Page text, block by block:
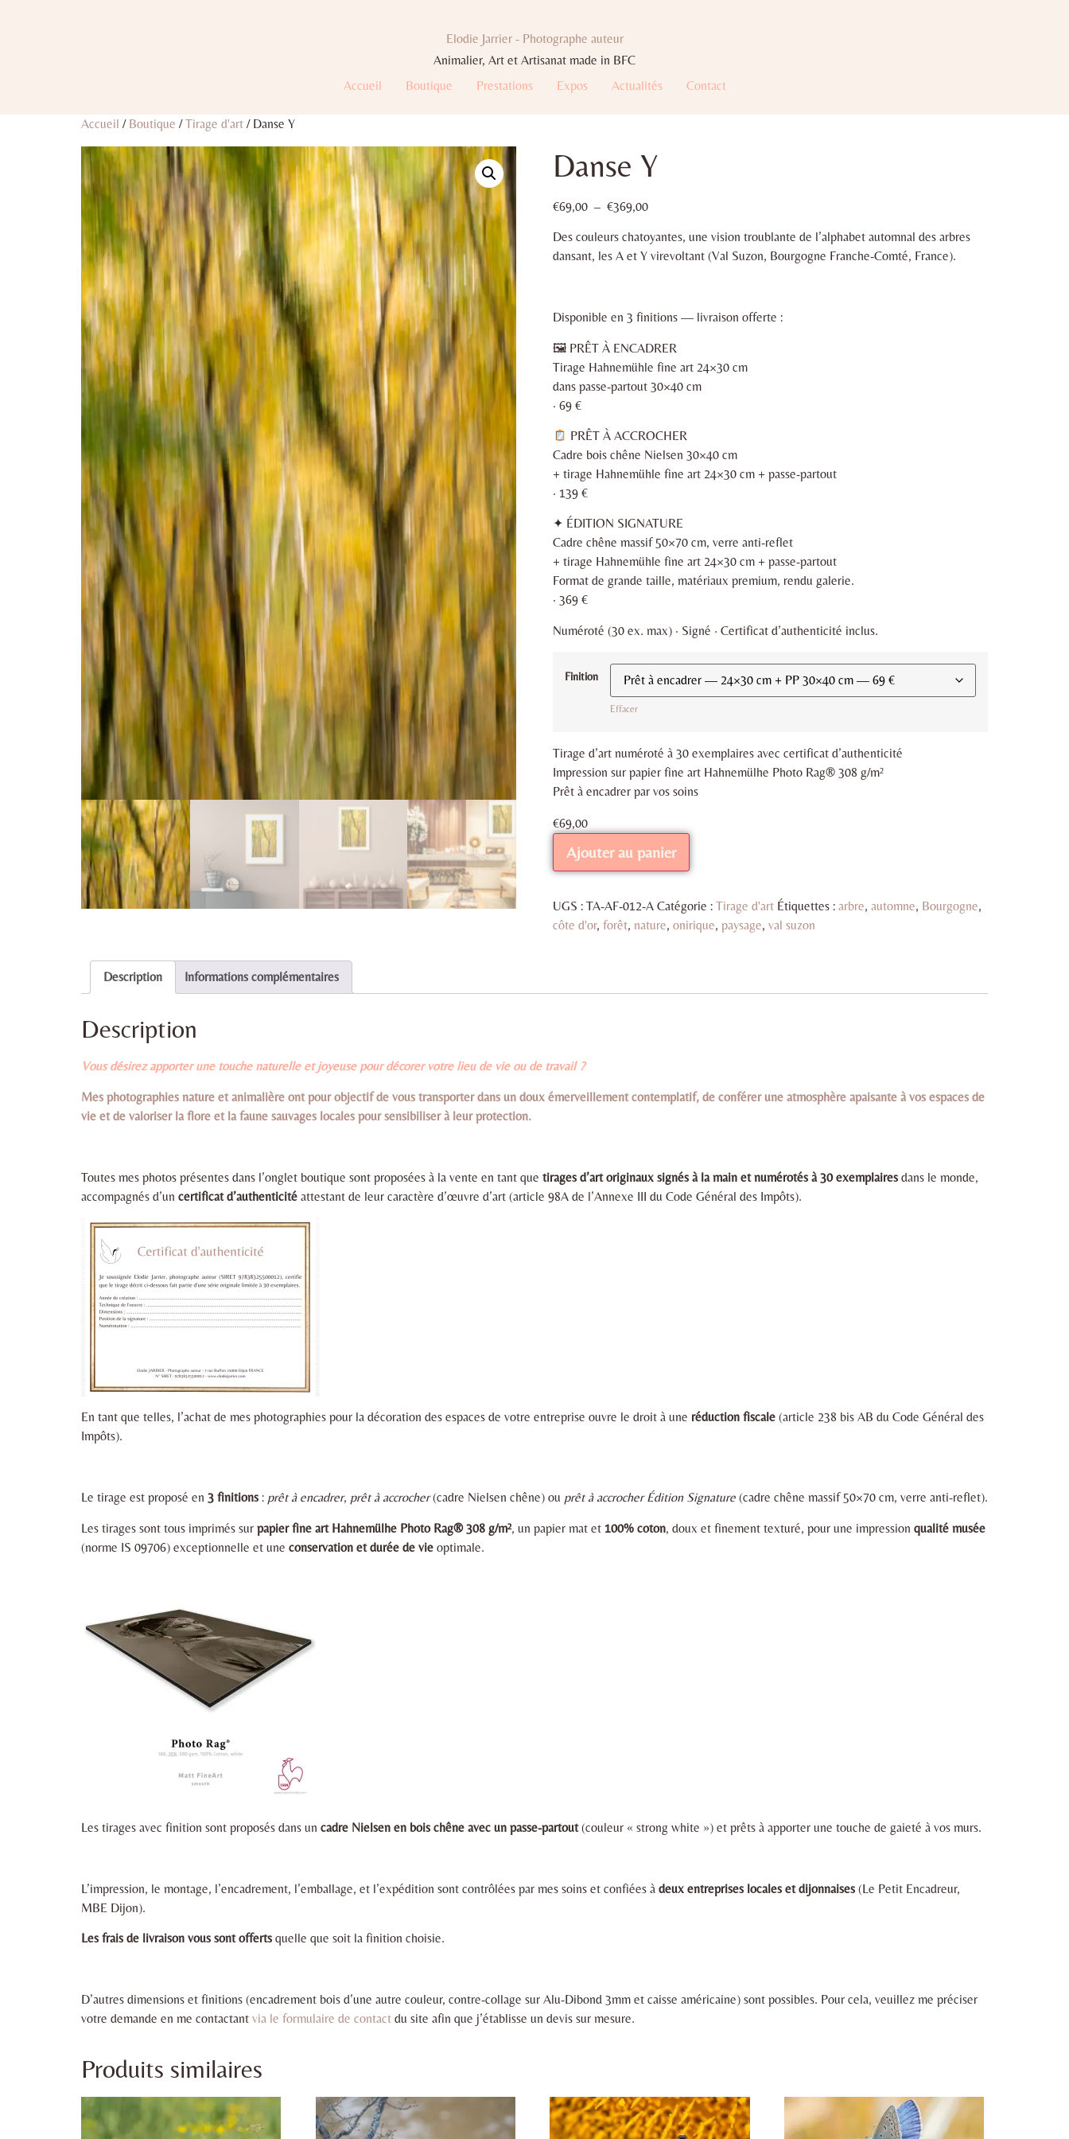
Elodie Jarrier - Photographe auteur
Animalier, Art et Artisanat made in BFC
Accueil
Boutique Prestations Expos Actualités Contact
Accueil / Boutique /Tirage d'art / Danse Y
Danse Y
€69,00 – €369,00
Des couleurs chatoyantes, une vision troublante de l’alphabet automnal des arbres
dansant, les A et Y virevoltant (Val Suzon, Bourgogne Franche-Comté, France).
Disponible en 3 finitions — livraison offerte :
🖼 PRÊT À ENCADRER
Tirage Hahnemühle fine art 24×30 cm
dans passe-partout 30×40 cm
· 69 €
PRÊT À ACCROCHER
Cadre bois chêne Nielsen 30×40 cm
+ tirage Hahnemühle fine art 24×30 cm + passe-partout
· 139 €
✦ ÉDITION SIGNATURE
Cadre chêne massif 50×70 cm, verre anti-reflet
+ tirage Hahnemühle fine art 24×30 cm + passe-partout
Format de grande taille, matériaux premium, rendu galerie.
· 369 €
Numéroté (30 ex. max) · Signé · Certificat d’authenticité inclus.
Finition
Effacer
Tirage d’art numéroté à 30 exemplaires avec certificat d’authenticité
Impression sur papier fine art Hahnemülhe Photo Rag® 308 g/m²
Prêt à encadrer par vos soins
€69,00
Ajouter au panier
UGS : TA-AF-012-A Catégorie : Tirage d'art Étiquettes : arbre, automne, Bourgogne,
côte d'or, forêt, nature, onirique, paysage, val suzon
Description Informations complémentaires
Description
Vous désirez apporter une touche naturelle et joyeuse pour décorer votre lieu de vie ou de travail ?
Mes photographies nature et animalière ont pour objectif de vous transporter dans un doux émerveillement contemplatif, de conférer une atmosphère apaisante à vos espaces de
vie et de valoriser la flore et la faune sauvages locales pour sensibiliser à leur protection.
Toutes mes photos présentes dans l’onglet boutique sont proposées à la vente en tant que tirages d’art originaux signés à la main et numérotés à 30 exemplaires dans le monde,
accompagnés d’un certificat d’authenticité attestant de leur caractère d’œuvre d’art (article 98A de l’Annexe III du Code Général des Impôts).
En tant que telles, l’achat de mes photographies pour la décoration des espaces de votre entreprise ouvre le droit à une réduction fiscale (article 238 bis AB du Code Général des
Impôts).
Le tirage est proposé en 3 finitions : prêt à encadrer, prêt à accrocher(cadre Nielsen chêne) ou prêt à accrocher Édition Signature (cadre chêne massif 50×70 cm, verre anti-reflet).
Les tirages sont tous imprimés sur papier fine art Hahnemülhe Photo Rag® 308 g/m², un papier mat et 100% coton, doux et finement texturé, pour une impression qualité musée
(norme IS 09706) exceptionnelle et une conservation et durée de vie optimale.
Les tirages avec finition sont proposés dans un cadre Nielsen en bois chêne avec un passe-partout(couleur « strong white ») et prêts à apporter une touche de gaieté à vos murs.
L’impression, le montage, l’encadrement, l’emballage, et l’expédition sont contrôlées par mes soins et confiées à deux entreprises locales et dijonnaises (Le Petit Encadreur,
MBE Dijon).
Les frais de livraison vous sont offerts quelle que soit la finition choisie.
D’autres dimensions et finitions (encadrement bois d’une autre couleur, contre-collage sur Alu-Dibond 3mm et caisse américaine) sont possibles. Pour cela, veuillez me préciser
votre demande en me contactant via le formulaire de contact du site afin que j’établisse un devis sur mesure.
Produits similaires